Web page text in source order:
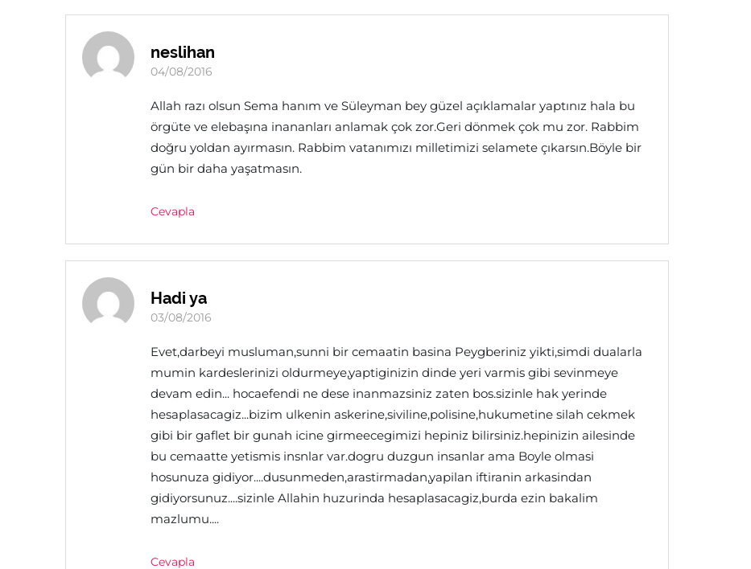
neslihan
04/08/2016
Allah razı olsun Sema hanım ve Süleyman bey güzel açıklamalar yaptınız hala bu
örgüte ve elebaşına inananları anlamak çok zor.Geri dönmek çok mu zor. Rabbim
doğru yoldan ayırmasın. Rabbim vatanımızı milletimizi selamete çıkarsın.Böyle bir
gün bir daha yaşatmasın.
Cevapla
Hadi ya
03/08/2016
Evet,darbeyi musluman,sunni bir cemaatin basina Peygberiniz yikti,simdi dualarla
mumin kardeslerinizi oldurmeye,yaptiginizin dinde yeri varmis gibi sevinmeye
devam edin... hocaefendi ne dese inanmazsiniz zaten bos.sizinle hak yerinde
hesaplasacagiz...bizim ulkenin askerine,siviline,polisine,hukumetine silah cekmek
gibi bir gaflet bir gunah icine girmeecegimizi hepiniz bilirsiniz.hepinizin ailesinde
bu cemaatte yetismis insnlar var.dogru duzgun insanlar ama Boyle olmasi
hosunuza gidiyor....dusunmeden,arastirmadan,yapilan iftiranin arkasindan
gidiyorsunuz....sizinle Allahin huzurinda hesaplasacagiz,burda ezin bakalim
mazlumu....
Cevapla